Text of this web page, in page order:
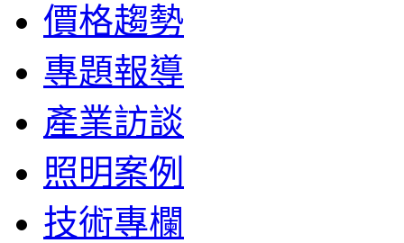
價格趨勢
專題報導
產業訪談
照明案例
技術專欄